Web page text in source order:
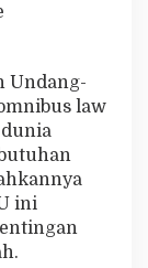
Undang-
law
ini